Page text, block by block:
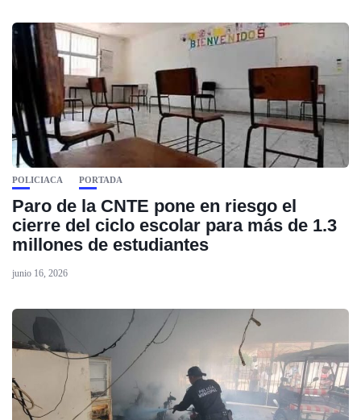
POLICIACA PORTADA
Paro de la CNTE pone en riesgo el
cierre del ciclo escolar para más de 1.3
millones de estudiantes
junio 16, 2026